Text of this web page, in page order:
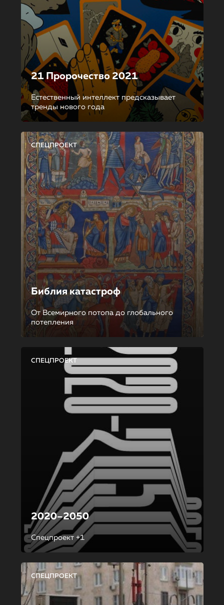
21 Пророчество 2021
Естественный интеллект предсказывает
тренды нового года
СПЕЦПРОЕКТ
Библия катастроф
От Всемирного потопа до глобального
потепления
СПЕЦПРОЕКТ
2020–2050
Спецпроект +1
СПЕЦПРОЕКТ